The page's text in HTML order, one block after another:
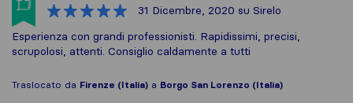
31 Dicembre, 2020 su Sirelo
Esperienza con grandi professionisti. Rapidissimi, precisi,
scrupolosi, attenti. Consiglio caldamente a tutti
Traslocato da Firenze (Italia) a Borgo San Lorenzo (Italia)